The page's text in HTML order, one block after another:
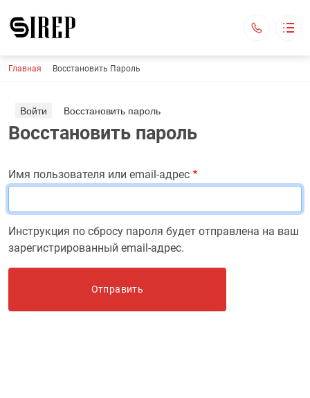
Строительные материалы
Испытание петель
+7 (953) 019-13-22
+7 (953) 448-78-23 +7 (902) 287-64-11
Обратный вызов
Строка навигации
Главная Восстановить Пароль
Главные вкладки
Войти Восстановить пароль
Восстановить пароль
Имя пользователя или email-адрес
Инструкция по сбросу пароля будет отправлена на ваш
зарегистрированный email-адрес.